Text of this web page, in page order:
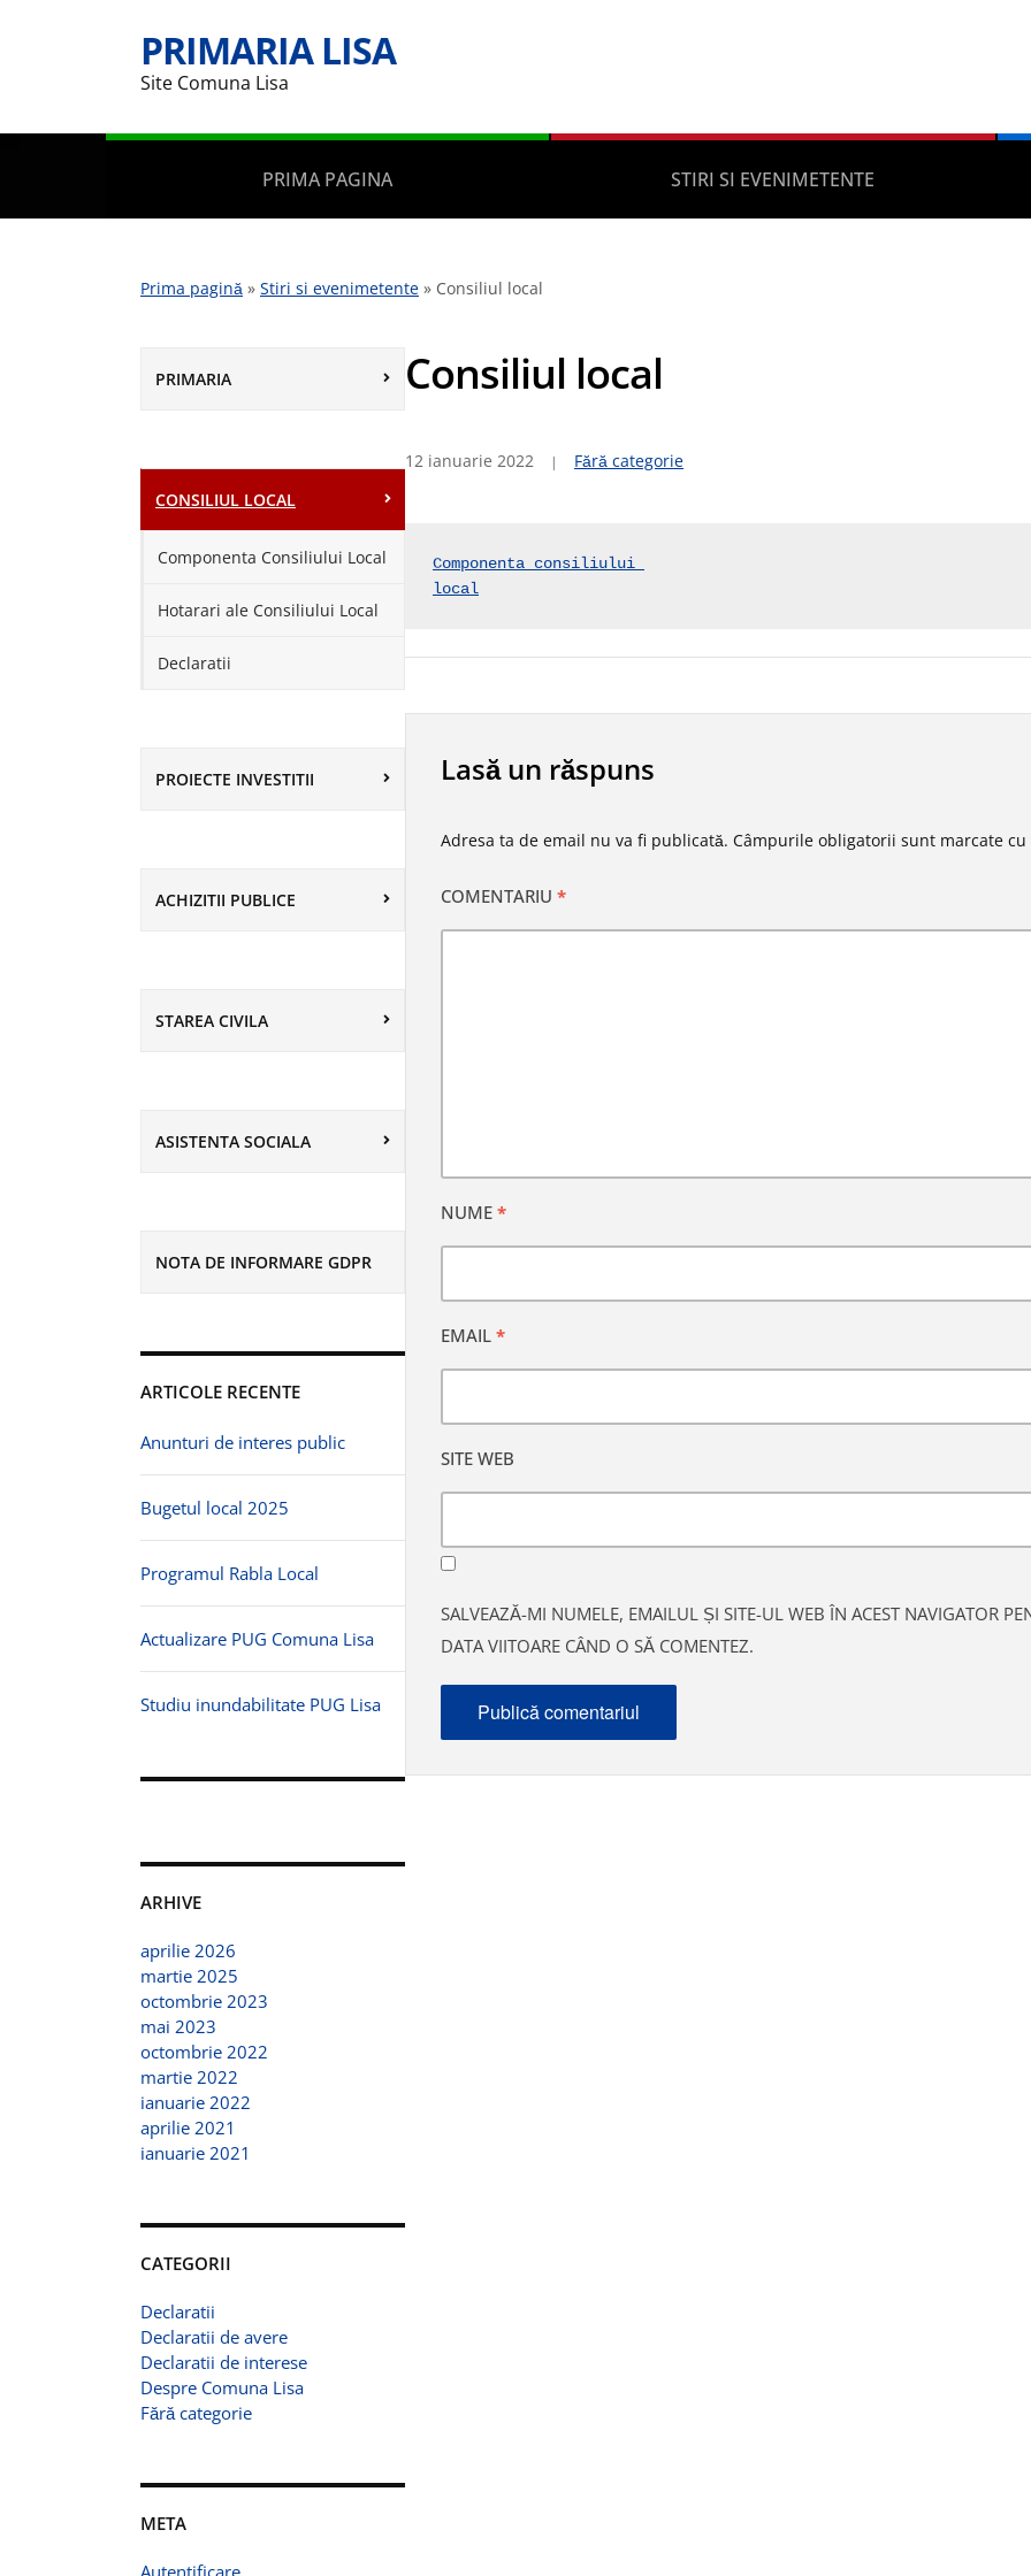
PRIMARIA LISA
Site Comuna Lisa
PRIMA PAGINA STIRI SI EVENIMETENTE
Prima pagină » Stiri si evenimetente » Consiliul local
PRIMARIA
CONSILIUL LOCAL
Componenta Consiliului Local
Hotarari ale Consiliului Local
Declaratii
PROIECTE INVESTITII
ACHIZITII PUBLICE
STAREA CIVILA
ASISTENTA SOCIALA
NOTA DE INFORMARE GDPR
ARTICOLE RECENTE
Anunturi de interes public
Bugetul local 2025
Programul Rabla Local
Actualizare PUG Comuna Lisa
Studiu inundabilitate PUG Lisa
ARHIVE
aprilie 2026
martie 2025
octombrie 2023
mai 2023
octombrie 2022
martie 2022
ianuarie 2022
aprilie 2021
ianuarie 2021
CATEGORII
Declaratii
Declaratii de avere
Declaratii de interese
Despre Comuna Lisa
Fără categorie
META
Autentificare
Consiliul local
12 ianuarie 2022 Fără categorie
Componenta consiliului
local
Lasă un răspuns
Adresa ta de email nu va fi publicată. Câmpurile obligatorii sunt marcate cu
COMENTARIU *
NUME *
EMAIL *
SITE WEB
SALVEAZĂ-MI NUMELE, EMAILUL ȘI SITE-UL WEB ÎN ACEST NAVIGATOR
DATA VIITOARE CÂND O SĂ COMENTEZ.